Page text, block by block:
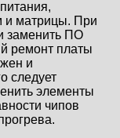
и матрицы. При
заменить ПО
ремонт платы
и
следует
элементы
чипов